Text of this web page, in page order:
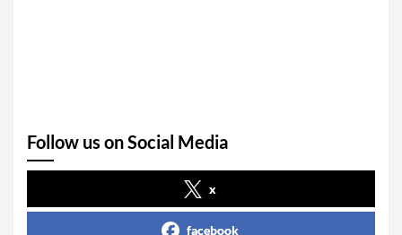
Follow us on Social Media
x
facebook